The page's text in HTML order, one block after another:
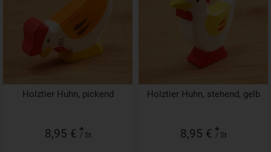
Holztier Huhn, pickend
8,95 € *
/ St
Holztier Huhn, stehend, gelb
8,95 € *
/ St